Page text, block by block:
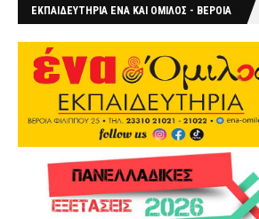
ΕΚΠΑΙΔΕΥΤΗΡΙΑ ΕΝΑ ΚΑΙ ΟΜΙΛΟΣ - ΒΕΡΟΙΑ